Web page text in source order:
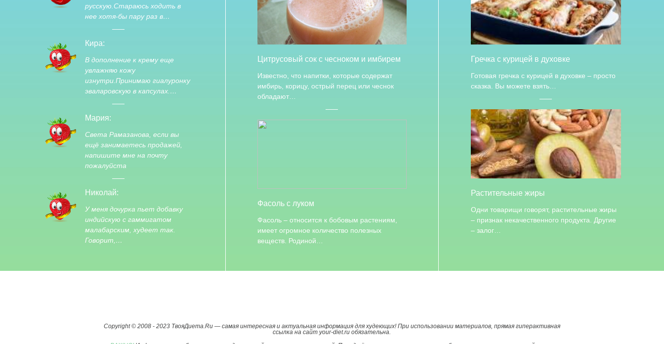
русскую.Стараюсь ходить в
нее хотя-бы пару раз в…
Кира:
В дополнение к крему еще
увлажняю кожу
изнутри.Принимаю гиалуронку
эваларовскую в капсулах.…
Мария:
Света Рамазанова, если вы
ещё занимаетесь продажей,
напишите мне на почту
пожалуйста
Николай:
У меня дочурка пьет добавку
индийскую с гаммигатом
малабарским, худеет так.
Говорит,…
Цитрусовый сок с чесноком и имбирем
Известно, что напитки, которые содержат
имбирь, корицу, острый перец или чеснок
обладают…
Фасоль с луком
Фасоль – относится к бобовым растениям,
имеет огромное количество полезных
веществ. Родиной…
Гречка с курицей в духовке
Готовая гречка с курицей в духовке – просто
сказка. Вы можете взять…
Растительные жиры
Одни товарищи говорят, растительные жиры
– признак некачественного продукта. Другие
– залог…
Copyright © 2008 - 2023 ТвояДиета.Ru — самая интересная и актуальная информация для худеющих! При использовании материалов, прямая гиперактивная
ссылка на сайт your-diet.ru обязательна.